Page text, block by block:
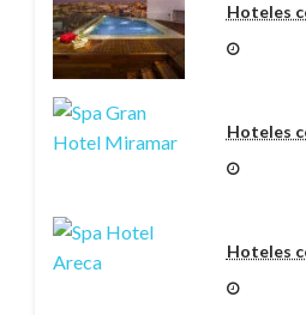
Hoteles
Hoteles
Hoteles